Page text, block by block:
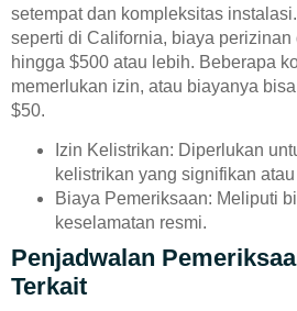
setempat dan kompleksitas
seperti di California, biaya
hingga $500 atau lebih. Beberapa
memerlukan izin, atau biayanya
$50.
Izin Kelistrikan: Diperlukan
kelistrikan yang signifikan
Biaya Pemeriksaan: Meliputi
keselamatan resmi.
Penjadwalan
Terkait